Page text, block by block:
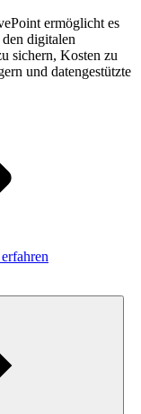
ermöglicht es
digitalen
sichern, Kosten zu
und datengestützte